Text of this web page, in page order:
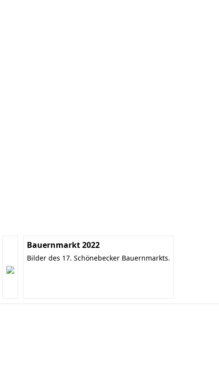
Bauernmarkt 2022
Bilder des 17. Schönebecker Bauernmarkts.